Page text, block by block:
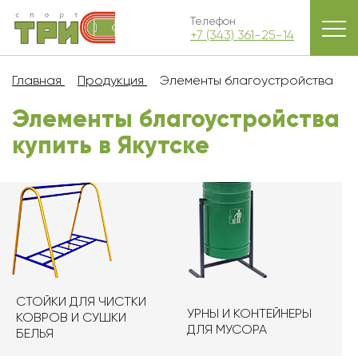
Телефон
+7 (343) 361-25-14
Главная Продукция Элементы благоустройства
Элементы благоустройства
купить в Якутскe
СТОЙКИ ДЛЯ ЧИСТКИ
КОВРОВ И СУШКИ
БЕЛЬЯ
УРНЫ И КОНТЕЙНЕРЫ
ДЛЯ МУСОРА